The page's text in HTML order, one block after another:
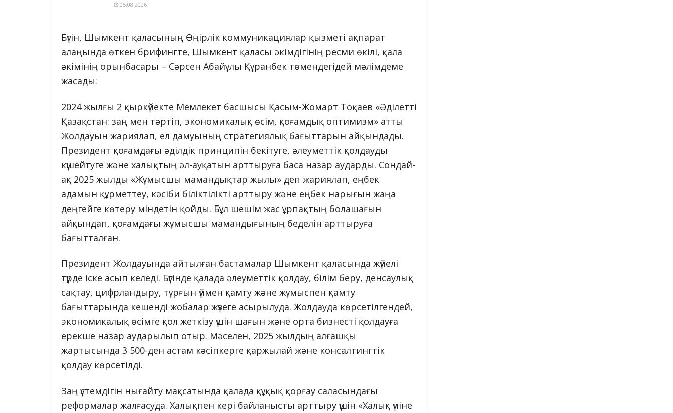
05.08.2026
Бүгін, Шымкент қаласының Өңірлік коммуникациялар қызметі ақпарат
алаңында өткен брифингте, Шымкент қаласы әкімдігінің ресми өкілі, қала
әкімінің орынбасары – Сәрсен Абайұлы Құранбек төмендегідей мәлімдеме
жасады:
2024 жылғы 2 қыркүйекте Мемлекет басшысы Қасым-Жомарт Тоқаев «Әділетті
Қазақстан: заң мен тәртіп, экономикалық өсім, қоғамдық оптимизм» атты
Жолдауын жариялап, ел дамуының стратегиялық бағыттарын айқындады.
Президент қоғамдағы әділдік принципін бекітуге, әлеуметтік қолдауды
күшейтуге және халықтың әл-ауқатын арттыруға баса назар аударды. Сондай-
ақ 2025 жылды «Жұмысшы мамандықтар жылы» деп жариялап, еңбек
адамын құрметтеу, кәсіби біліктілікті арттыру және еңбек нарығын жаңа
деңгейге көтеру міндетін қойды. Бұл шешім жас ұрпақтың болашағын
айқындап, қоғамдағы жұмысшы мамандығының беделін арттыруға
бағытталған.
Президент Жолдауында айтылған бастамалар Шымкент қаласында жүйелі
түрде іске асып келеді. Бүгінде қалада әлеуметтік қолдау, білім беру, денсаулық
сақтау, цифрландыру, тұрғын үймен қамту және жұмыспен қамту
бағыттарында кешенді жобалар жүзеге асырылуда. Жолдауда көрсетілгендей,
экономикалық өсімге қол жеткізу үшін шағын және орта бизнесті қолдауға
ерекше назар аударылып отыр. Мәселен, 2025 жылдың алғашқы
жартысында 3 500-ден астам кәсіпкерге қаржылай және консалтингтік
қолдау көрсетілді.
Заң үстемдігін нығайту мақсатында қалада құқық қорғау саласындағы
реформалар жалғасуда. Халықпен кері байланысты арттыру үшін «Халық үніне